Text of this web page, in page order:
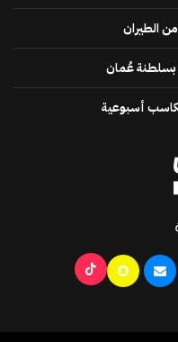
الطيران
بسلطنة عُمان
أسبوعية